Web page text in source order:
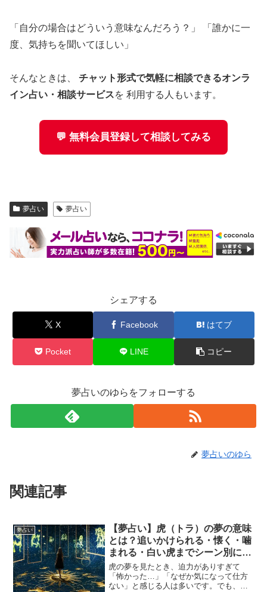
「自分の場合はどういう意味なんだろう？」 「誰かに一
度、気持ちを聞いてほしい」
そんなときは、 チャット形式で気軽に相談できるオンラ
イン占い・相談サービスを 利用する人もいます。
💬 無料会員登録して相談してみる
夢占い 夢占い
シェアする
X Facebook はてブ
Pocket LINE コピー
夢占いのゆらをフォローする
夢占いのゆら
関連記事
夢占い
【夢占い】虎（トラ）の夢の意味
とは？追いかけられる・懐く・噛
まれる・白い虎までシーン別に解
説｜強さと開運のサイン
虎の夢を見たとき、迫力がありすぎて
「怖かった…」「なぜか気になって仕方
ない」と感じる人は多いです。でも、虎